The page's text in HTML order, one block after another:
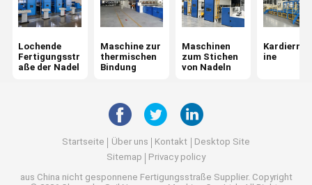
Maschine zur Veredelung von Stoffen
Lochende
Fertigungsstr
aße der Nadel
Maschine zur
thermischen
Bindung
Maschinen
zum Stichen
von Nadeln
ine
Startseite Über uns Kontakt
Desktop Site
Sitemap
Privacy policy
aus China nicht gesponnene Fertigungsstraße Supplier. Copyright